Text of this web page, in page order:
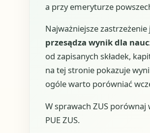
a przy emeryturze
Najważniejsze
przesądza wynik dla
od zapisanych składek,
na tej stronie pokazuje
ogóle warto porówniać
W sprawach ZUS
PUE ZUS.